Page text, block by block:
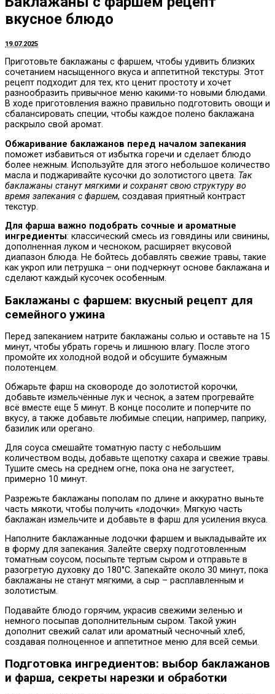
вкусное блюдо
19.07.2025
Приготовьте баклажаны с фаршем, чтобы удивить близких
сочетанием насыщенного вкуса и аппетитной текстуры. Этот
рецепт подходит для тех, кто ценит простоту и хочет
разнообразить привычное меню какими-то новыми блюдами.
В ходе приготовления важно правильно подготовить овощи и
сбалансировать специи, чтобы каждое полено баклажана
раскрыло свой аромат.
Обжаривание баклажанов перед началом запекания
поможет избавиться от избытка горечи и сделает блюдо
более нежным. Используйте для этого небольшое количество
масла и поджаривайте кусочки до золотистого цвета. Так
баклажаны станут мягкими и сохранят свою структуру во
время запекания с фаршем, создавая приятный контраст
текстур.
Для фарша важно подобрать сочные и ароматные
ингредиенты: классический смесь из говядины или свинины,
дополненная луком и чесноком, расширяет вкусовой
диапазон блюда. Не бойтесь добавлять свежие травы, такие
как укроп или петрушка – они подчеркнут основе баклажана и
сделают каждый кусочек особенным.
Баклажаны с фаршем: вкусный рецепт для
семейного ужина
Перед запеканием натрите баклажаны солью и оставьте на 15
минут, чтобы убрать горечь и лишнюю влагу. После этого
промойте их холодной водой и обсушите бумажным
полотенцем.
Обжарьте фарш на сковороде до золотистой корочки,
добавьте измельчённые лук и чеснок, а затем прогревайте
всё вместе еще 5 минут. В конце посолите и поперчите по
вкусу, а также добавьте любимые специи, например, паприку,
базилик или орегано.
Для соуса смешайте томатную пасту с небольшим
количеством воды, добавьте щепотку сахара и свежие травы.
Тушите смесь на среднем огне, пока она не загустеет,
примерно 10 минут.
Разрежьте баклажаны пополам по длине и аккуратно выньте
часть мякоти, чтобы получить «лодочки». Мягкую часть
баклажан измельчите и добавьте в фарш для усиления вкуса.
Наполните баклажанные лодочки фаршем и выкладывайте их
в форму для запекания. Залейте сверху подготовленным
томатным соусом, посыпьте тертым сыром и отправьте в
разогретую духовку до 180°С. Запекайте около 30 минут, пока
баклажаны не станут мягкими, а сыр – расплавленным и
золотистым.
Подавайте блюдо горячим, украсив свежими зеленью и
немного посыпав дополнительным сыром. Такой ужин
дополнит свежий салат или ароматный чесночный хлеб,
создавая полноценное и аппетитное меню для всей семьи.
Подготовка ингредиентов: выбор баклажанов
и фарша, секреты нарезки и обработки